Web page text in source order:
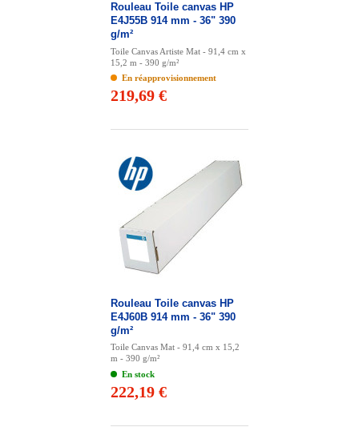
Rouleau Toile canvas HP
E4J55B 914 mm - 36" 390
g/m²
Toile Canvas Artiste Mat - 91,4 cm x
15,2 m - 390 g/m²
En réapprovisionnement
219,69 €
Rouleau Toile canvas HP
E4J60B 914 mm - 36" 390
g/m²
Toile Canvas Mat - 91,4 cm x 15,2
m - 390 g/m²
En stock
222,19 €